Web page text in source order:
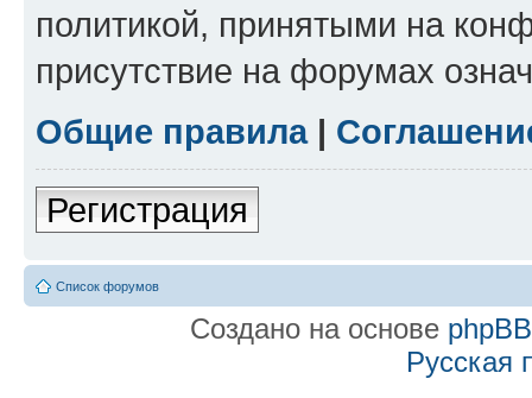
политикой, принятыми на
присутствие на форумах
Общие правила|
Регистрация
Список форумов
Создано на основе phpBB
Русская